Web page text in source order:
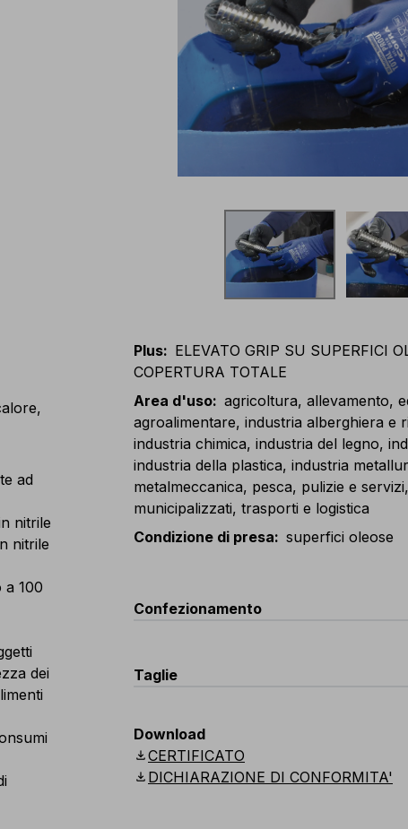
ad
nitrile
nitrile
a 100
dei
Plus: ELEVATO GRIP SU SUPERFICI
COPERTURA TOTALE
Area d'uso: agricoltura, allevamento,
agroalimentare, industria alberghiera e
industria chimica, industria del legno,
industria della plastica, industria
metalmeccanica, pesca, pulizie e
municipalizzati, trasporti e logistica
Condizione di presa: superfici oleose
Confezionamento
G010-K100
Taglie
Taglie
Lunghezza 23.5 cm
Download
downloadCERTIFICATO
download DICHIARAZIONE DI CONFORMITA'